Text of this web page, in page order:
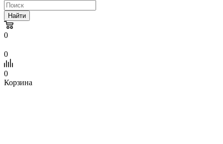
Найти
0
0
0
Корзина